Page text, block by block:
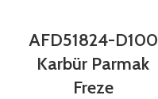
AFD51824-D100
Karbür Parmak
Freze